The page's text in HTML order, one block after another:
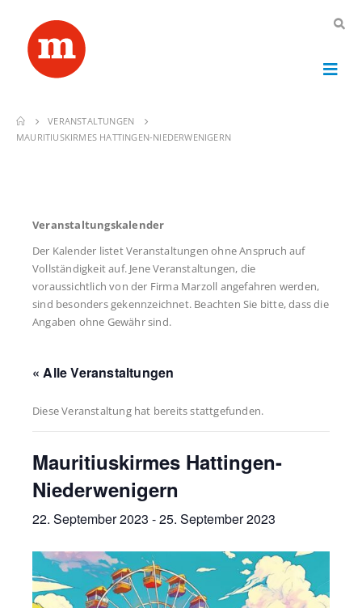
VERANSTALTUNGEN
MAURITIUSKIRMES HATTINGEN-NIEDERWENIGERN
Veranstaltungskalender
Der Kalender listet Veranstaltungen ohne Anspruch auf
Vollständigkeit auf. Jene Veranstaltungen, die
voraussichtlich von der Firma Marzoll angefahren werden,
sind besonders gekennzeichnet. Beachten Sie bitte, dass die
Angaben ohne Gewähr sind.
« Alle Veranstaltungen
Diese Veranstaltung hat bereits stattgefunden.
Mauritiuskirmes Hattingen-
Niederwenigern
22. September 2023 -25. September 2023